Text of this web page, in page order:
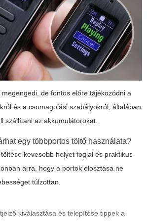
de fontos előre tájékozódni a
és a csomagolási szabályokról; általában
szállítani az akkumulátorokat.
egy többportos töltő használata?
kevesebb helyet foglal és praktikus
arra, hogy a portok elosztása ne
túlzottan.
kiválasztása és telepítése tippek a